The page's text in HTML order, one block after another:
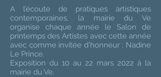
A l’écoute de pratiques artistiques
contemporaines, la mairie du Ve
organise chaque année le Salon de
printemps des Artistes avec cette année
avec comme invitée d'honneur : Nadine
Le Prince.
Exposition du 10 au 22 mars 2022 à la
mairie du Ve.